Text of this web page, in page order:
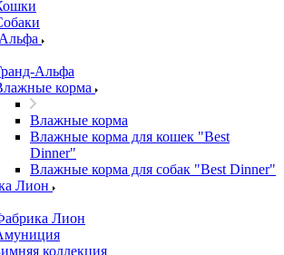
Альфа
корма
Влажные корма
Влажные корма для кошек "Best
Dinner"
Влажные корма для собак "Best Dinner"
Лион
Лион
коллекция